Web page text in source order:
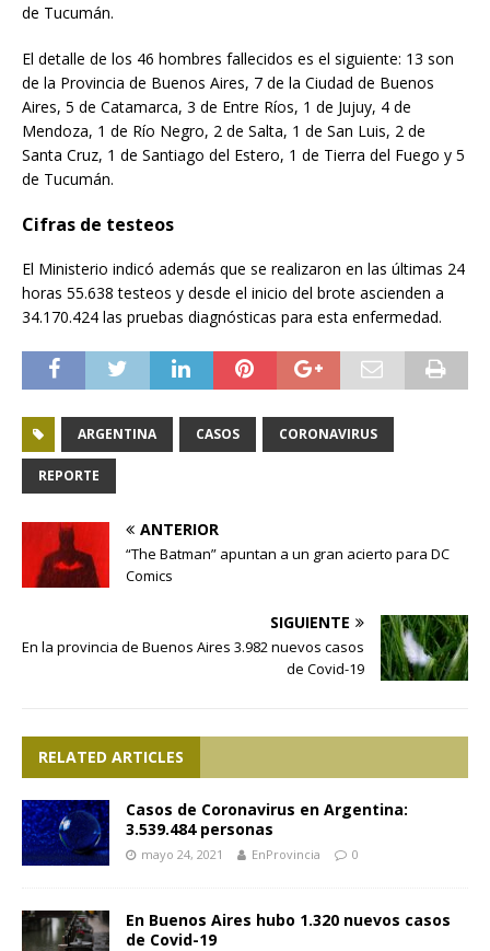
de Tucumán.
El detalle de los 46 hombres fallecidos es el siguiente: 13 son
de la Provincia de Buenos Aires, 7 de la Ciudad de Buenos
Aires, 5 de Catamarca, 3 de Entre Ríos, 1 de Jujuy, 4 de
Mendoza, 1 de Río Negro, 2 de Salta, 1 de San Luis, 2 de
Santa Cruz, 1 de Santiago del Estero, 1 de Tierra del Fuego y 5
de Tucumán.
Cifras de testeos
El Ministerio indicó además que se realizaron en las últimas 24
horas 55.638 testeos y desde el inicio del brote ascienden a
34.170.424 las pruebas diagnósticas para esta enfermedad.
ARGENTINA CASOS CORONAVIRUS
REPORTE
ANTERIOR
“The Batman” apuntan a un gran acierto para DC
Comics
SIGUIENTE
En la provincia de Buenos Aires 3.982 nuevos casos
de Covid-19
RELATED ARTICLES
Casos de Coronavirus en Argentina:
3.539.484 personas
mayo 24, 2021 EnProvincia 0
En Buenos Aires hubo 1.320 nuevos casos
de Covid-19